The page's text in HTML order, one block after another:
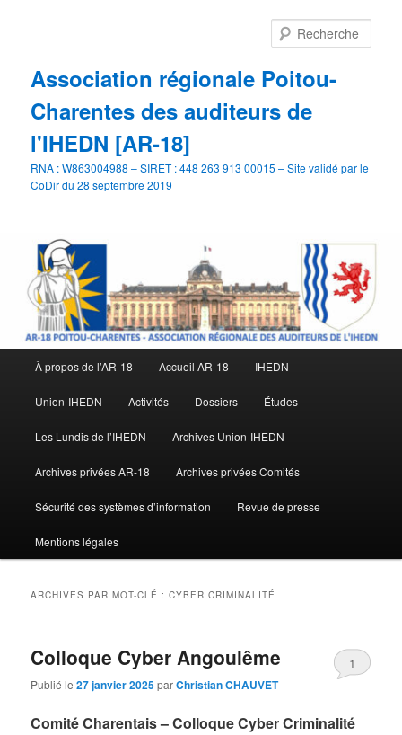
Association régionale Poitou-
Charentes des auditeurs de
l'IHEDN [AR-18]
RNA : W863004988 – SIRET : 448 263 913 00015 – Site validé par le
CoDir du 28 septembre 2019
principal
À propos de l’AR-18 Accueil AR-18 IHEDN
Union-IHEDN Activités Dossiers Études
Les Lundis de l’IHEDN Archives Union-IHEDN
Archives privées AR-18 Archives privées Comités
Sécurité des systèmes d’information Revue de presse
Mentions légales
ARCHIVES PAR MOT-CLÉ :CYBER CRIMINALITÉ
Colloque Cyber Angoulême
Publié le27 janvier 2025parChristian CHAUVET
1
Comité Charentais–Colloque Cyber Criminalité